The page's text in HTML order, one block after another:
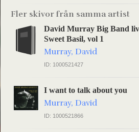
Fler skivor från samma artist
David Murray Big Band
Sweet Basil, vol 1
Murray, David
ID: 1000521427
I want to talk about you
Murray, David
ID: 1000521866